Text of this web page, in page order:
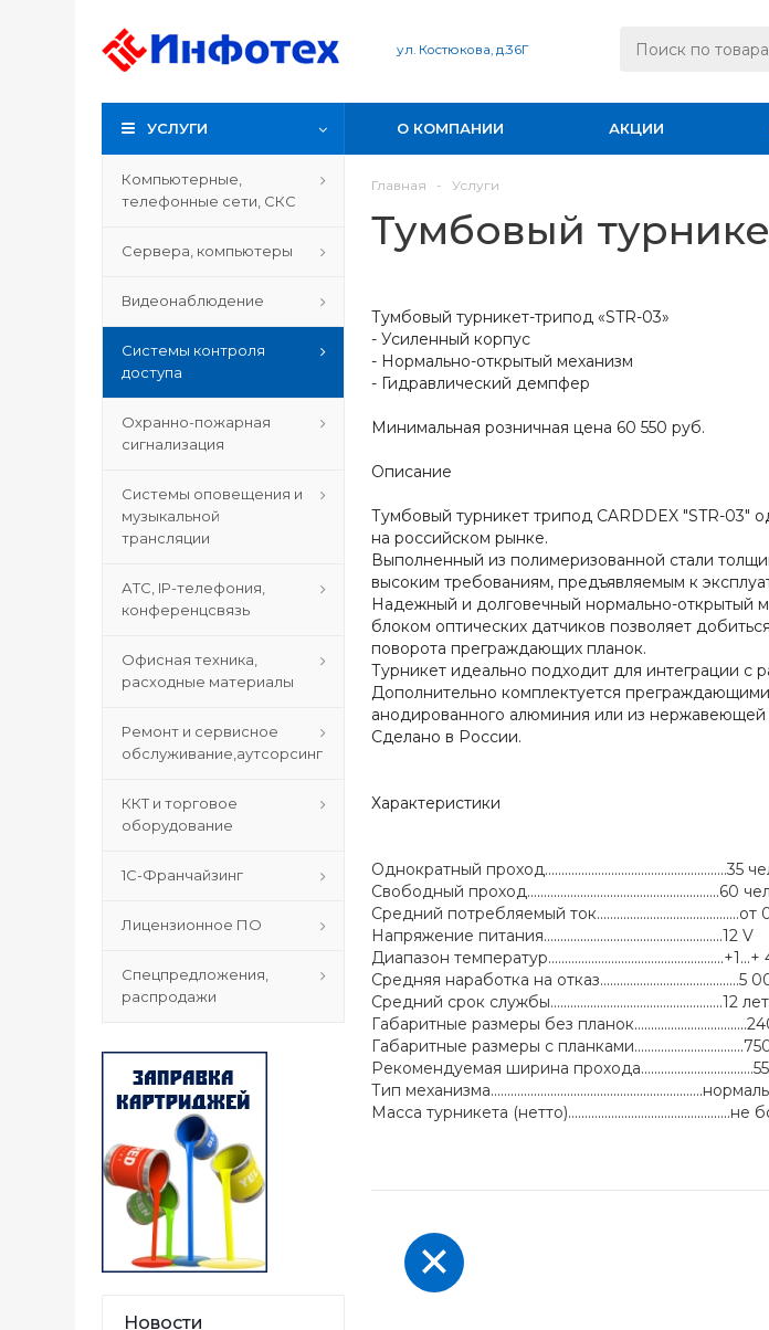
ул. Костюкова, д.36Г
УСЛУГИ О КОМПАНИИ АКЦИИ
Компьютерные,
телефонные сети, СКС
Сервера, компьютеры
Видеонаблюдение
Системы контроля
доступа
Охранно-пожарная
сигнализация
Системы оповещения и
музыкальной
трансляции
АТС, IP-телефония,
конференцсвязь
Офисная техника,
расходные материалы
Ремонт и сервисное
обслуживание,аутсорсинг
ККТ и торговое
оборудование
1С-Франчайзинг
Лицензионное ПО
Спецпредложения,
распродажи
Новости
Главная - Услуги
Тумбовый
Тумбовый турникет-трипод «STR-03»
- Усиленный корпус
- Нормально-открытый механизм
- Гидравлический демпфер
Минимальная розничная цена 60 550 руб.
Описание
Тумбовый турникет трипод CARDDEX "STR-03"
на российском рынке.
Выполненный из полимеризованной стали
высоким требованиям, предъявляемым к
Надежный и долговечный нормально-открытый
блоком оптических датчиков позволяет
поворота преграждающих планок.
Турникет идеально подходит для интеграции
Дополнительно комплектуется
анодированного алюминия или из нержавеющей
Сделано в России.
Характеристики
Однократный проход.......................................................35
Свободный проход..........................................................60
Средний потребляемый ток...........................................от
Напряжение питания......................................................12 V
Диапазон температур.....................................................+1...+
Средняя наработка на
Средний срок службы....................................................12 лет
Габаритные размеры без
Габаритные размеры с
Рекомендуемая ширина
Тип
Масса турникета (нетто).................................................не